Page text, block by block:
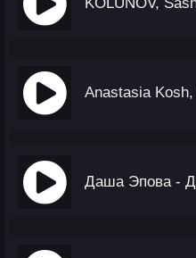
Anastasia
Даша Эпова -